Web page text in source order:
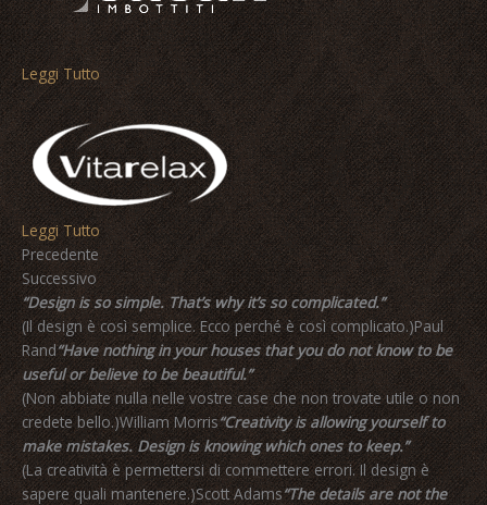
Leggi Tutto
Leggi Tutto
Precedente
Successivo
“Design is so simple. That’s why it’s so complicated.”
(Il design è così semplice. Ecco perché è così complicato.)Paul
Rand“Have nothing in your houses that you do not know to be
useful or believe to be beautiful.”
(Non abbiate nulla nelle vostre case che non trovate utile o non
credete bello.)William Morris“Creativity is allowing yourself to
make mistakes. Design is knowing which ones to keep.”
(La creatività è permettersi di commettere errori. Il design è
sapere quali mantenere.)Scott Adams“The details are not the